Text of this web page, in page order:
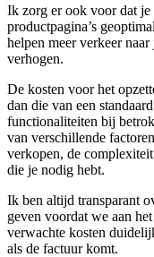
Ik zorg er ook voor dat
productpagina’s
helpen meer verkeer
verhogen.
De kosten voor het
dan die van een
functionaliteiten bij
van verschillende
verkopen, de
die je nodig hebt.
Ik ben altijd transparant
geven voordat we aan
verwachte kosten
als de factuur komt.